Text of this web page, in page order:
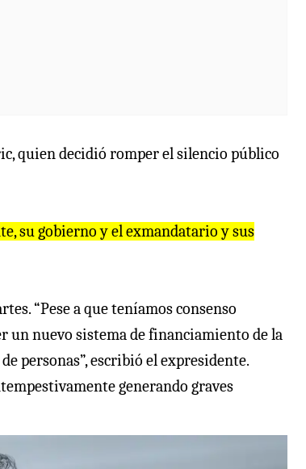
quien decidió romper el silencio público
su gobierno y el exmandatario y sus
“Pese a que teníamos consenso
un nuevo sistema de financiamiento de la
personas”, escribió el expresidente.
generando graves